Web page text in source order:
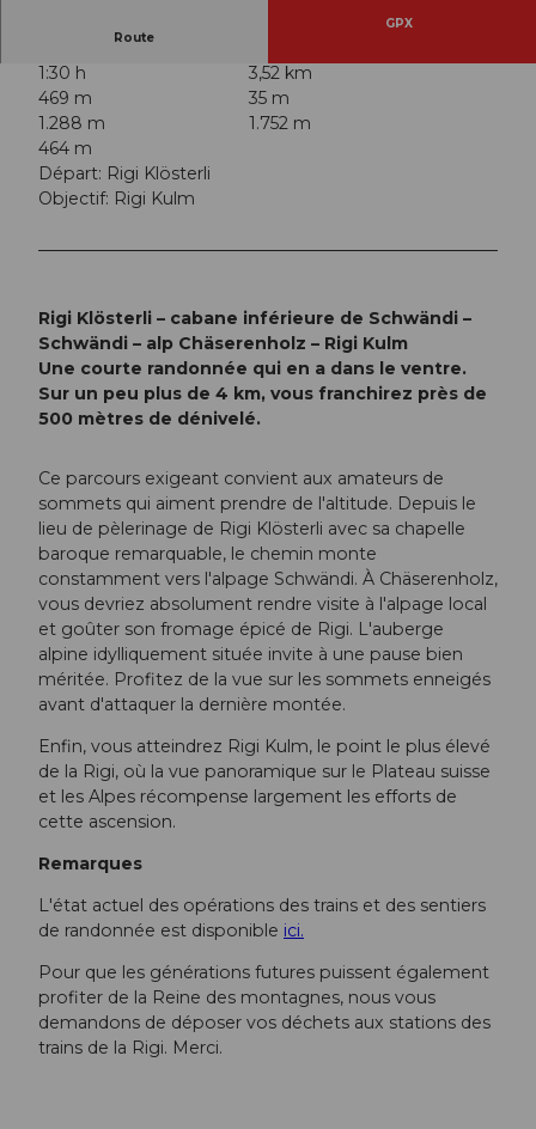
Route
GPX
1:30 h
3,52 km
469 m
35 m
1.288 m
1.752 m
464 m
Départ: Rigi Klösterli
Objectif: Rigi Kulm
Rigi Klösterli – cabane inférieure de Schwändi –
Schwändi – alp Chäserenholz – Rigi Kulm
Une courte randonnée qui en a dans le ventre.
Sur un peu plus de 4 km, vous franchirez près de
500 mètres de dénivelé.
Ce parcours exigeant convient aux amateurs de
sommets qui aiment prendre de l'altitude. Depuis le
lieu de pèlerinage de Rigi Klösterli avec sa chapelle
baroque remarquable, le chemin monte
constamment vers l'alpage Schwändi. À Chäserenholz,
vous devriez absolument rendre visite à l'alpage local
et goûter son fromage épicé de Rigi. L'auberge
alpine idylliquement située invite à une pause bien
méritée. Profitez de la vue sur les sommets enneigés
avant d'attaquer la dernière montée.
Enfin, vous atteindrez Rigi Kulm, le point le plus élevé
de la Rigi, où la vue panoramique sur le Plateau suisse
et les Alpes récompense largement les efforts de
cette ascension.
Remarques
L'état actuel des opérations des trains et des sentiers
de randonnée est disponible ici.
Pour que les générations futures puissent également
profiter de la Reine des montagnes, nous vous
demandons de déposer vos déchets aux stations des
trains de la Rigi. Merci.